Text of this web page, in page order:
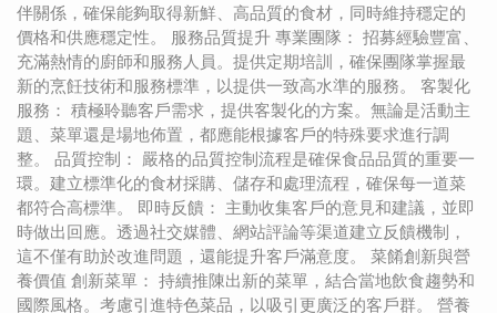
伴關係，確保能夠取得新鮮、高品質的食材，同時維持穩定的
價格和供應穩定性。 服務品質提升 專業團隊： 招募經驗豐富、
充滿熱情的廚師和服務人員。提供定期培訓，確保團隊掌握最
新的烹飪技術和服務標準，以提供一致高水準的服務。 客製化
服務： 積極聆聽客戶需求，提供客製化的方案。無論是活動主
題、菜單還是場地佈置，都應能根據客戶的特殊要求進行調
整。 品質控制： 嚴格的品質控制流程是確保食品品質的重要一
環。建立標準化的食材採購、儲存和處理流程，確保每一道菜
都符合高標準。 即時反饋： 主動收集客戶的意見和建議，並即
時做出回應。透過社交媒體、網站評論等渠道建立反饋機制，
這不僅有助於改進問題，還能提升客戶滿意度。 菜餚創新與營
養價值 創新菜單： 持續推陳出新的菜單，結合當地飲食趨勢和
國際風格。考慮引進特色菜品，以吸引更廣泛的客戶群。 營養